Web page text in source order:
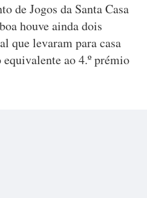
de Jogos da Santa Casa
houve ainda dois
que levaram para casa
ao 4.º prémio